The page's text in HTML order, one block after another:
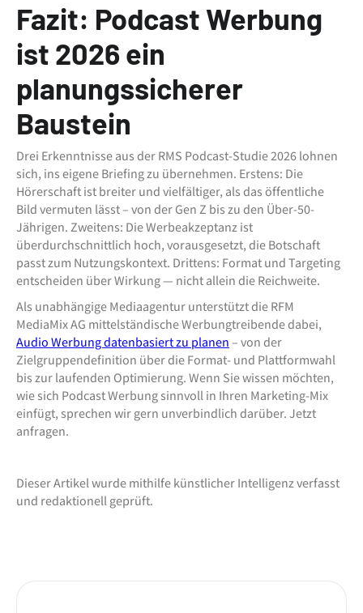
Fazit: Podcast Werbung
ist 2026 ein
planungssicherer
Baustein
Drei Erkenntnisse aus der RMS Podcast-Studie 2026 lohnen
sich, ins eigene Briefing zu übernehmen. Erstens: Die
Hörerschaft ist breiter und vielfältiger, als das öffentliche
Bild vermuten lässt – von der Gen Z bis zu den Über-50-
Jährigen. Zweitens: Die Werbeakzeptanz ist
überdurchschnittlich hoch, vorausgesetzt, die Botschaft
passt zum Nutzungskontext. Drittens: Format und Targeting
entscheiden über Wirkung — nicht allein die Reichweite.
Als unabhängige Mediaagentur unterstützt die RFM
MediaMix AG mittelständische Werbungtreibende dabei,
Audio Werbung datenbasiert zu planen – von der
Zielgruppendefinition über die Format- und Plattformwahl
bis zur laufenden Optimierung. Wenn Sie wissen möchten,
wie sich Podcast Werbung sinnvoll in Ihren Marketing-Mix
einfügt, sprechen wir gern unverbindlich darüber. Jetzt
anfragen.
Dieser Artikel wurde mithilfe künstlicher Intelligenz verfasst
und redaktionell geprüft.